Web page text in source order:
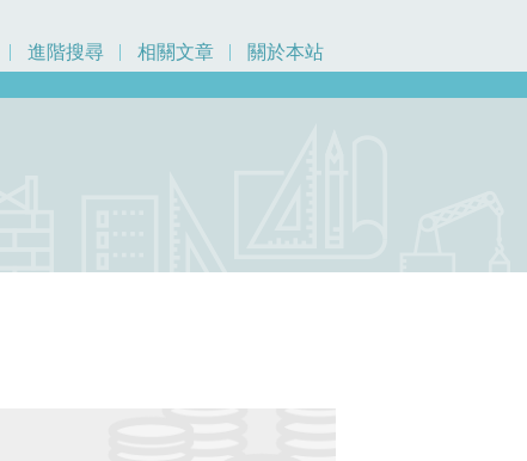
進階搜尋 相關文章 關於本站